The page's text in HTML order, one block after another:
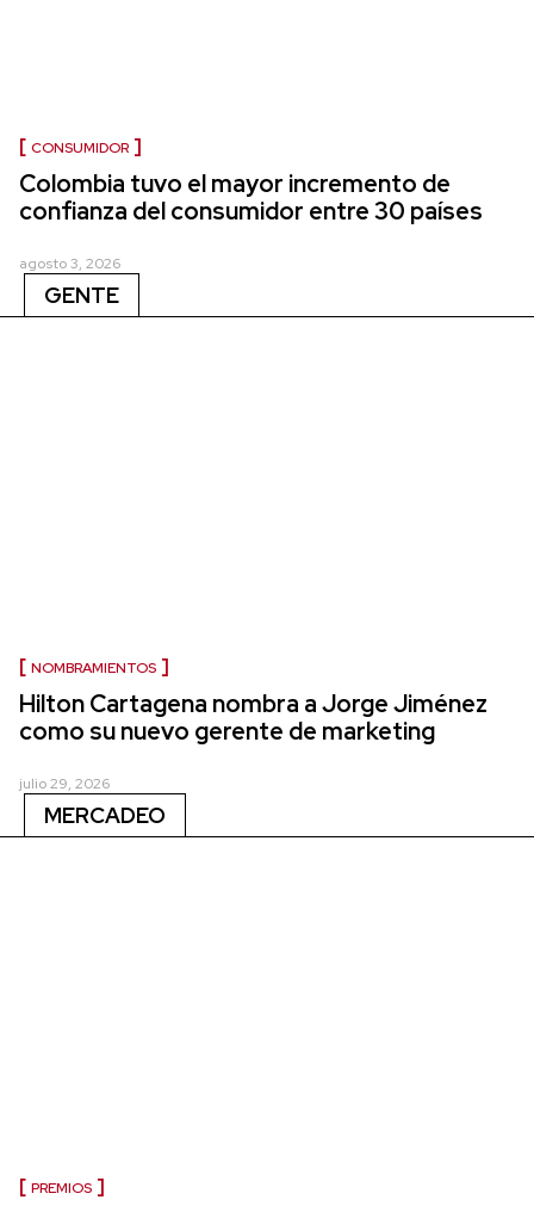
CONSUMIDOR
Colombia tuvo el mayor incremento de
confianza del consumidor entre 30 países
agosto 3, 2026
GENTE
NOMBRAMIENTOS
Hilton Cartagena nombra a Jorge Jiménez
como su nuevo gerente de marketing
julio 29, 2026
MERCADEO
PREMIOS